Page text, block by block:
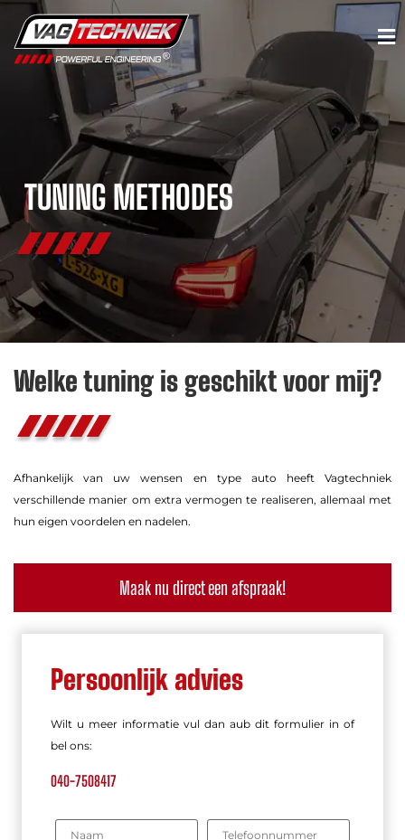
TUNING METHODES
Welke tuning is geschikt voor mij?
Afhankelijk van uw wensen en type auto heeft Vagtechniek
verschillende manier om extra vermogen te realiseren, allemaal met
hun eigen voordelen en nadelen.
Maak nu direct een afspraak!
Persoonlijk advies
Wilt u meer informatie vul dan aub dit formulier in of
bel ons:
040-7508417